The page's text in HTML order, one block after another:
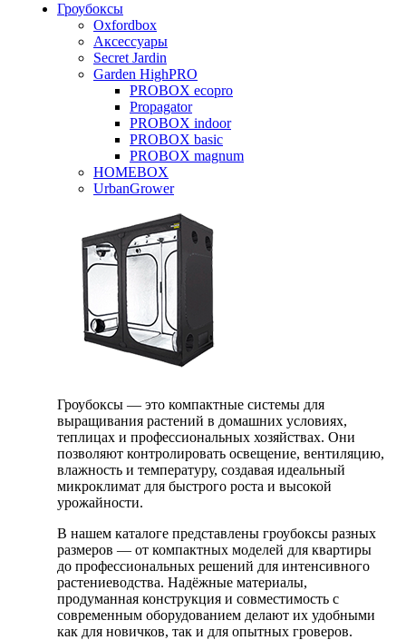
Гроубоксы
Oxfordbox
Аксессуары
Secret Jardin
Garden HighPRO
PROBOX ecopro
Propagator
PROBOX indoor
PROBOX basic
PROBOX magnum
HOMEBOX
UrbanGrower
Гроубоксы — это компактные системы для
выращивания растений в домашних условиях,
теплицах и профессиональных хозяйствах. Они
позволяют контролировать освещение, вентиляцию,
влажность и температуру, создавая идеальный
микроклимат для быстрого роста и высокой
урожайности.
В нашем каталоге представлены гроубоксы разных
размеров — от компактных моделей для квартиры
до профессиональных решений для интенсивного
растениеводства. Надёжные материалы,
продуманная конструкция и совместимость с
современным оборудованием делают их удобными
как для новичков, так и для опытных гроверов.